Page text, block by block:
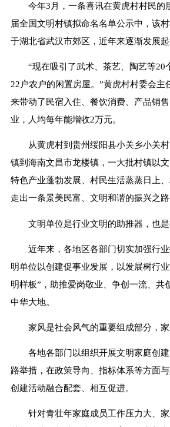
今年3月，一条喜讯在黄虎村村民的
届全国文明村镇拟命名名单公示中，该
于湖北省武汉市郊区，近年来逐渐发展起
“现在吸引了武术、茶艺、陶艺等20
22户农户的闲置房屋。”黄虎村村委会主
来带动了民宿入住、餐饮消费、产品销
业，人均每年能增收2万元。
从黄虎村到贵州绥阳县小关乡小关
镇到海南文昌市龙楼镇，一大批村镇以
特色产业蓬勃发展、村民生活蒸蒸日上
走出一条景美民富、文明和谐的振兴之路
文明单位是行业文明的助推器，也是
近年来，各地区各部门切实加强行
明单位以创建促事业发展，以发展树行
明样板”，助推爱岗敬业、争创一流、共
中华大地。
家风是社会风气的重要组成部分，家
各地各部门以组织开展文明家庭创
路举措，在政策导向、指标体系等方面
创建活动融合配套、相互促进。
针对青壮年家庭成员工作压力大、